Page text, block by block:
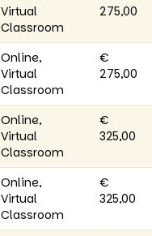
Virtual
Classroom
275,00
Online,
Virtual
Classroom
€
275,00
Online,
Virtual
Classroom
€
325,00
Online,
Virtual
Classroom
€
325,00